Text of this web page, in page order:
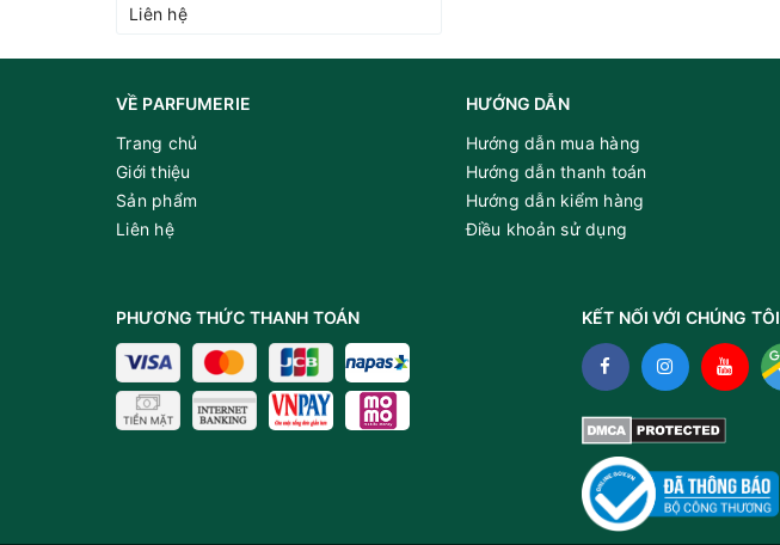
Liên hệ
VỀ PARFUMERIE
Trang chủ
Giới thiệu
Sản phẩm
Liên hệ
HƯỚNG DẪN
Hướng dẫn mua hàng
Hướng dẫn thanh toán
Hướng dẫn kiểm hàng
Điều khoản sử dụng
PHƯƠNG THỨC THANH TOÁN KẾT NỐI VỚI CHÚNG TÔI